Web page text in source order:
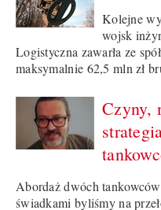
Kolejne
wojsk
Logistyczna zawarła ze
maksymalnie 62,5 mln zł
Czyny,
Abordaż dwóch
świadkami byliśmy na